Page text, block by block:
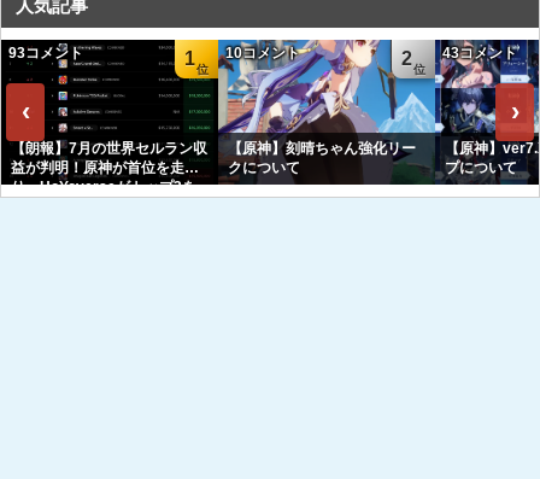
人気記事
‹
1
93コメント
【朗報】7月の世界セルラン収
益が判明！原神が首位を走
り、HoYoverseがトップ3を
2
10コメント
【原神】刻晴ちゃん強化リー
クについて
43コメント
【原神】
プについて
›